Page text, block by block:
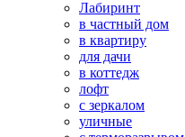
Лабиринт
в частный дом
в квартиру
для дачи
в коттедж
лофт
с зеркалом
уличные